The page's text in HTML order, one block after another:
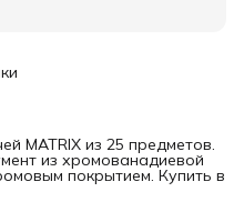
MATRIX из 25 предметов.
из хромованадиевой
покрытием. Купить в